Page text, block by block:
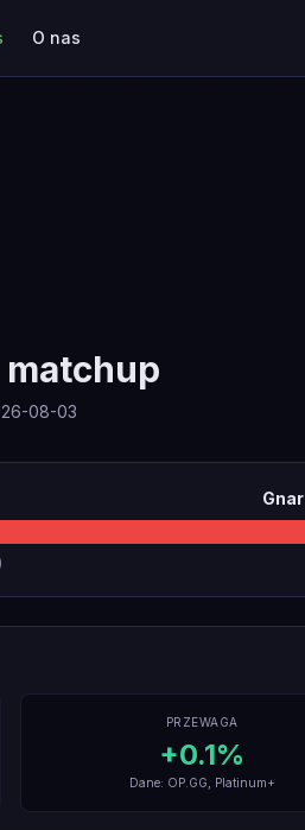
O nas
08-03
Gnar
PRZEWAGA
+0.1%
Dane: OP.GG, Platinum+